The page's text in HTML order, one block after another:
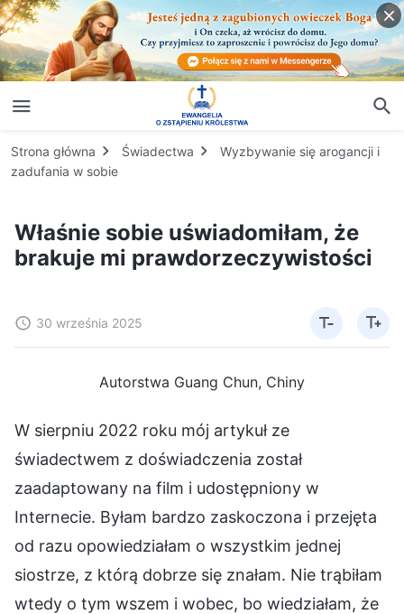
Strona główna Świadectwa
Wyzbywanie się arogancji i
zadufania w sobie
Właśnie sobie uświadomiłam, że
brakuje mi prawdorzeczywistości
30 września 2025
Autorstwa Guang Chun, Chiny
W sierpniu 2022 roku mój artykuł ze
świadectwem z doświadczenia został
zaadaptowany na film i udostępniony w
Internecie. Byłam bardzo zaskoczona i przejęta
od razu opowiedziałam o wszystkim jednej
siostrze, z którą dobrze się znałam. Nie trąbiłam
wtedy o tym wszem i wobec, bo wiedziałam, że